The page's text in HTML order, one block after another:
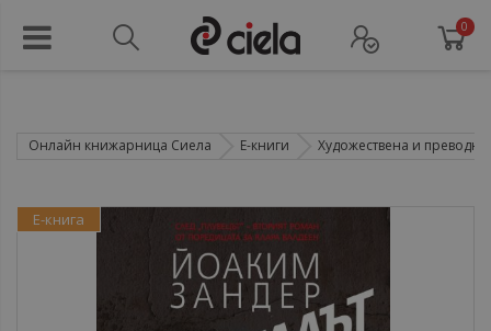
0
Онлайн книжарница Сиела Е-книги Художествена и преводна
Е-книга